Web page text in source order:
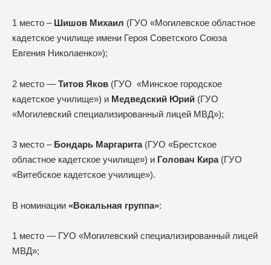
1 место – Шишов Михаил (ГУО «Могилевское областное
кадетское училище имени Героя Советского Союза
Евгения Николаенко»);
2 место — Титов Яков (ГУО «Минское городское
кадетское училище») и Медведский Юрий (ГУО
«Могилевский специализированный лицей МВД»);
3 место – Бондарь Маргарита(ГУО «Брестское
областное кадетское училище») и Головач Кира(ГУО
«Витебское кадетское училище»).
В номинации «Вокальная группа»:
1 место — ГУО «Могилевский специализированный лицей
МВД»;